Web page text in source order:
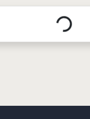
載入中...